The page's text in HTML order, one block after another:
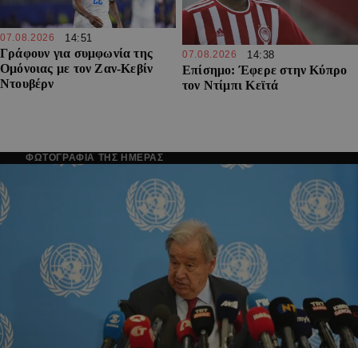
07.08.2026 14:51
Γράφουν για συμφωνία της
Ομόνοιας με τον Ζαν-Κεβίν
Ντουβέρν
07.08.2026 14:38
Επίσημο: Έφερε στην Κύπρο
τον Ντίμπι Κεϊτά
ΦΩΤΟΓΡΑΦΙΑ ΤΗΣ ΗΜΕΡΑΣ